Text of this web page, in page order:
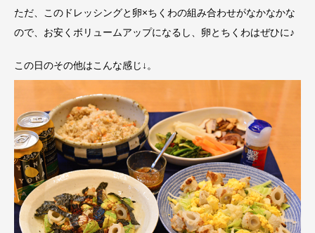
ただ、このドレッシングと卵×ちくわの組み合わせがなかなかな
ので、お安くボリュームアップになるし、卵とちくわはぜひに♪
この日のその他はこんな感じ↓。